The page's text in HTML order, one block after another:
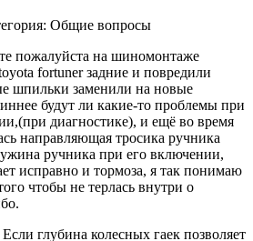
Общие вопросы
пожалуйста на шиномонтаже
fortuner задние и повредили
шпильки заменили на новые
будут ли какие-то проблемы при
диагностике), и ещё во время
направляющая тросика ручника
ручника при его включении,
исправно и тормоза, я так понимаю
чтобы не терлась внутри о
глубина колесных гаек позволяет